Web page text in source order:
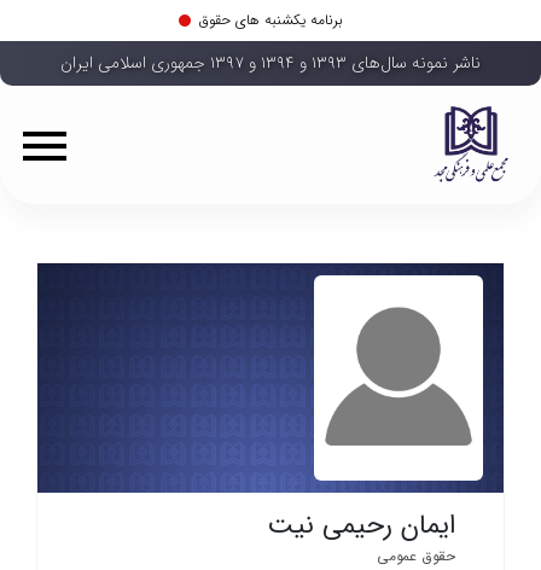
برنامه یکشنبه های حقوق
ناشر نمونه سال‌های ۱۳۹۳ و ۱۳۹۴ و ۱۳۹۷ جمهوری اسلامی ایران
ایمان رحیمی نیت
حقوق عمومی